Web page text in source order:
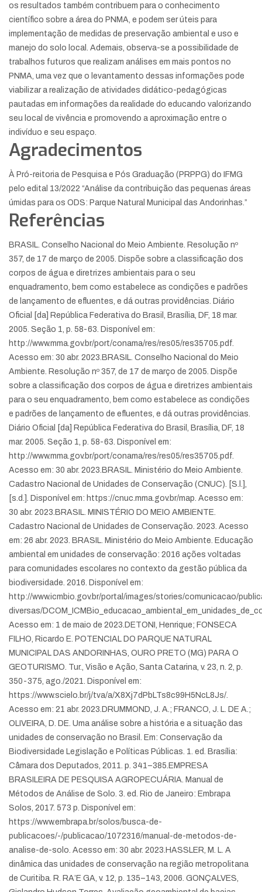
os resultados também contribuem para o conhecimento
científico sobre a área do PNMA, e podem ser úteis para
implementação de medidas de preservação ambiental e uso e
manejo do solo local. Ademais, observa-se a possibilidade de
trabalhos futuros que realizam análises em mais pontos no
PNMA, uma vez que o levantamento dessas informações pode
viabilizar a realização de atividades didático-pedagógicas
pautadas em informações da realidade do educando valorizando
seu local de vivência e promovendo a aproximação entre o
indivíduo e seu espaço.
Agradecimentos
À Pró-reitoria de Pesquisa e Pós Graduação (PRPPG) do IFMG
pelo edital 13/2022 “Análise da contribuição das pequenas áreas
úmidas para os ODS: Parque Natural Municipal das Andorinhas.”
Referências
BRASIL. Conselho Nacional do Meio Ambiente. Resolução nº
357, de 17 de março de 2005. Dispõe sobre a classificação dos
corpos de água e diretrizes ambientais para o seu
enquadramento, bem como estabelece as condições e padrões
de lançamento de efluentes, e dá outras providências. Diário
Oficial [da] República Federativa do Brasil, Brasília, DF, 18 mar.
2005. Seção 1, p. 58-63. Disponível em:
http://www.mma.gov.br/port/conama/res/res05/res35705.pdf.
Acesso em: 30 abr. 2023. BRASIL. Conselho Nacional do Meio
Ambiente. Resolução nº 357, de 17 de março de 2005. Dispõe
sobre a classificação dos corpos de água e diretrizes ambientais
para o seu enquadramento, bem como estabelece as condições
e padrões de lançamento de efluentes, e dá outras providências.
Diário Oficial [da] República Federativa do Brasil, Brasília, DF, 18
mar. 2005. Seção 1, p. 58-63. Disponível em:
http://www.mma.gov.br/port/conama/res/res05/res35705.pdf.
Acesso em: 30 abr. 2023. BRASIL. Ministério do Meio Ambiente.
Cadastro Nacional de Unidades de Conservação (CNUC). [S.l.],
[s.d.]. Disponível em: https://cnuc.mma.gov.br/map. Acesso em:
30 abr. 2023. BRASIL. MINISTÉRIO DO MEIO AMBIENTE.
Cadastro Nacional de Unidades de Conservação. 2023. Acesso
em: 26 abr. 2023. BRASIL. Ministério do Meio Ambiente. Educação
ambiental em unidades de conservação: 2016 ações voltadas
para comunidades escolares no contexto da gestão pública da
biodiversidade. 2016. Disponível em:
http://www.icmbio.gov.br/portal/images/stories/comunicacao/
diversas/
Acesso em: 1 de maio de 2023. DETONI, Henrique; FONSECA
FILHO, Ricardo E. POTENCIAL DO PARQUE NATURAL
MUNICIPAL DAS ANDORINHAS, OURO PRETO (MG) PARA O
GEOTURISMO. Tur., Visão e Ação, Santa Catarina, v. 23, n. 2, p.
350-375, ago./2021. Disponível em:
https://www.scielo.br/j/tva/a/X8Xj7dPbLTs8c99H5NcL8Js/.
Acesso em: 21 abr. 2023. DRUMMOND, J. A.; FRANCO, J. L. DE A.;
OLIVEIRA, D. DE. Uma análise sobre a história e a situação das
unidades de conservação no Brasil. Em: Conservação da
Biodiversidade Legislação e Políticas Públicas. 1. ed. Brasília:
Câmara dos Deputados, 2011. p. 341–385. EMPRESA
BRASILEIRA DE PESQUISA AGROPECUÁRIA. Manual de
Métodos de Análise de Solo. 3. ed. Rio de Janeiro: Embrapa
Solos, 2017. 573 p. Disponível em:
https://www.embrapa.br/solos/busca-de-
publicacoes/-/publicacao/1072316/manual-de-metodos-de-
analise-de-solo. Acesso em: 30 abr. 2023. HASSLER, M. L. A
dinâmica das unidades de conservação na região metropolitana
de Curitiba. R. RA’E GA, v. 12, p. 135–143, 2006. GONÇALVES,